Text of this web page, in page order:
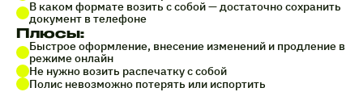
В каком формате возить с собой — достаточно сохранить
документ в телефоне
Плюсы:
Быстрое оформление, внесение изменений и продление в
режиме онлайн
Не нужно возить распечатку с собой
Полис невозможно потерять или испортить